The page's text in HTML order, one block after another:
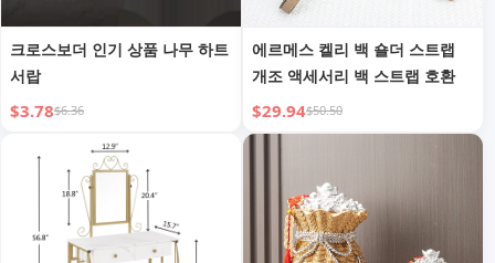
크로스보더 인기 상품 나무 하트
서랍
$3.78$6.36
에르메스 켈리 백 숄더 스트랩
개조 액세서리 백 스트랩 호환
$29.94$50.50